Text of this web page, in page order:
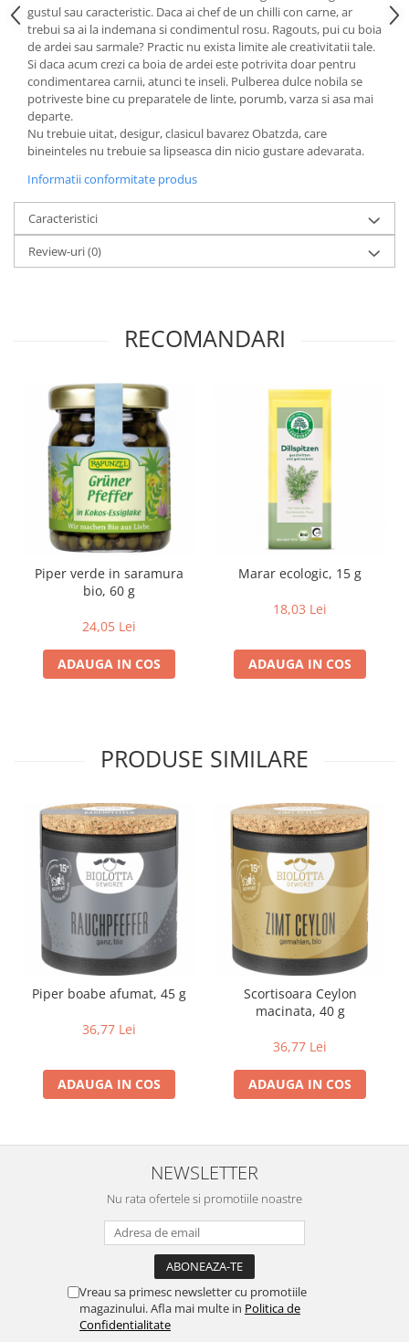
Paste si fidea
Paste bio din emmer
Paste bio din grau
Paste bio din spelta
Paste bio fara gluten
Paste bio integrale
Paste bio pentru copii
Paste fainoase bio
Pateu, sosuri si conserve
Conserve de peste bio
Crenvursti si pateu din carne bio
Produse din tomate
Sosuri bio din tomate
Sucuri si bauturi bio
Lapte bio si bauturi vegetale
Sirop bio
Sucuri din fructe si legume bio
Superalimente
Pudre proteice bio
Superalimente bio
Uleiuri, grasimi si otet
Ulei bio
Ulei de masline bio
gustul sau caracteristic. Daca ai chef de un chilli con carne, ar
trebui sa ai la indemana si condimentul rosu. Ragouts, pui cu boia
de ardei sau sarmale? Practic nu exista limite ale creativitatii tale.
Si daca acum crezi ca boia de ardei este potrivita doar pentru
condimentarea carnii, atunci te inseli. Pulberea dulce nobila se
potriveste bine cu preparatele de linte, porumb, varza si asa mai
departe.
Nu trebuie uitat, desigur, clasicul bavarez Obatzda, care
bineinteles nu trebuie sa lipseasca din nicio gustare adevarata.
Informatii conformitate produs
Caracteristici
Review-uri(0)
RECOMANDARI
Piper verde in saramura
bio, 60 g
24,05 Lei
ADAUGA IN COS
Marar ecologic, 15 g
18,03 Lei
ADAUGA IN COS
PRODUSE SIMILARE
Piper boabe afumat, 45 g
36,77 Lei
ADAUGA IN COS
Scortisoara Ceylon
macinata, 40 g
36,77 Lei
ADAUGA IN COS
NEWSLETTER
Nu rata ofertele si promotiile noastre
Vreau sa primesc newsletter cu promotiile
magazinului. Afla mai multe in Politica de
Confidentialitate